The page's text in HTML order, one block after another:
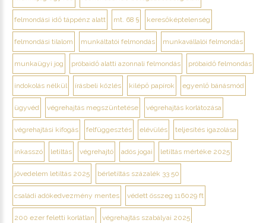
felmondási idő táppénz alatt mt. 68 § keresőképtelenség
felmondási tilalom munkáltatói felmondás munkavállalói felmondás
munkaügyi jog próbaidő alatti azonnali felmondás próbaidő felmondás
indokolás nélkül írásbeli közlés kilépő papírok egyenlő bánásmód
ügyvéd végrehajtás megszüntetése végrehajtás korlátozása
végrehajtási kifogás felfüggesztés elévülés teljesítés igazolása
inkasszó letiltás végrehajtó adós jogai letiltás mértéke 2025
jövedelem letiltás 2025 bérletiltás százalék 33 50
családi adókedvezmény mentes védett összeg 116029 ft
200 ezer feletti korlátlan végrehajtás szabályai 2025